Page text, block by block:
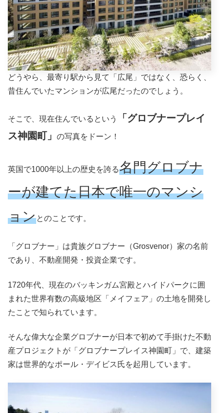
どうやら、最寄り駅から見て「広尾」ではなく、恐らく、
昔住んでいたマンションが広尾だったのでしょう。
そこで、現在住んでいるという
「グロブナープレイ
ス神園町」
の写真をドーン！
英国で1000年以上の歴史を誇る名門グロブナ
ーが建てた日本で唯一のマンシ
ョンとのことです。
「グロブナー」は貴族グロブナー（Grosvenor）家の名前
であり、不動産開発・投資企業です。
1720年代、現在のバッキンガム宮殿とハイドパークに囲
まれた世界有数の高級地区「メイフェア」の土地を開発し
たことで知られています。
そんな偉大な企業グロブナーが日本で初めて手掛けた不動
産プロジェクトが「グロブナープレイス神園町」で、建築
家は世界的なポール・デイビス氏を起用しています。